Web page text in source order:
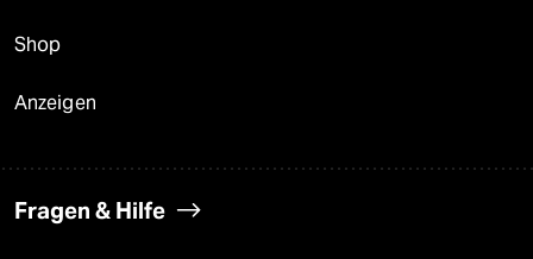
Shop
Anzeigen
Fragen & Hilfe